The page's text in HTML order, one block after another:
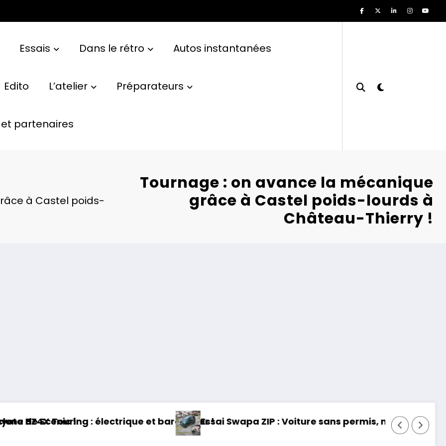
Essais Dans le rétro Autos instantanées
Edito L’atelier Préparateurs
partenaires
à Castel poids-
Tournage : on avance la mécanique
grâce à Castel poids-lourds à
Château-Thierry !
et baroudeur !Essai Swapa ZIP : Voiture sans permis, mais fun !Essai Toyota RAV 4 2026 : 32 ans